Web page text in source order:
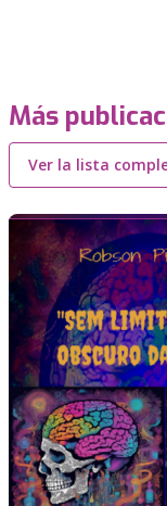
Más
Ver la lista